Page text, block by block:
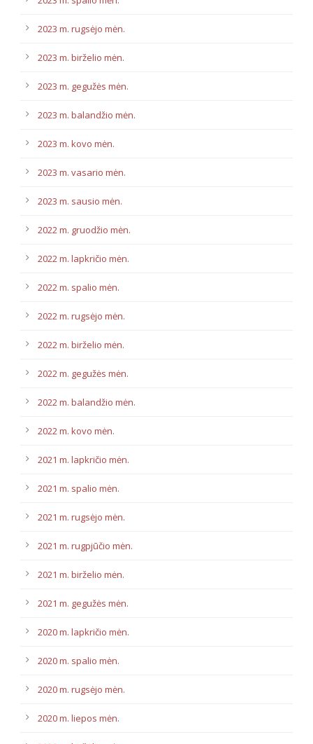
2023 m. rugsėjo mėn.
2023 m. birželio mėn.
2023 m. gegužės mėn.
2023 m. balandžio mėn.
2023 m. kovo mėn.
2023 m. vasario mėn.
2023 m. sausio mėn.
2022 m. gruodžio mėn.
2022 m. lapkričio mėn.
2022 m. spalio mėn.
2022 m. rugsėjo mėn.
2022 m. birželio mėn.
2022 m. gegužės mėn.
2022 m. balandžio mėn.
2022 m. kovo mėn.
2021 m. lapkričio mėn.
2021 m. spalio mėn.
2021 m. rugsėjo mėn.
2021 m. rugpjūčio mėn.
2021 m. birželio mėn.
2021 m. gegužės mėn.
2020 m. lapkričio mėn.
2020 m. spalio mėn.
2020 m. rugsėjo mėn.
2020 m. liepos mėn.